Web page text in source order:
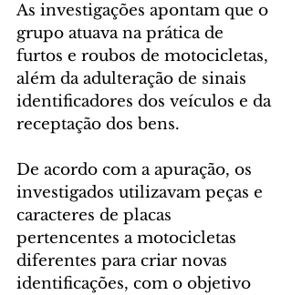
As investigações apontam que o
grupo atuava na prática de
furtos e roubos de motocicletas,
além da adulteração de sinais
identificadores dos veículos e da
receptação dos bens.
De acordo com a apuração, os
investigados utilizavam peças e
caracteres de placas
pertencentes a motocicletas
diferentes para criar novas
identificações, com o objetivo